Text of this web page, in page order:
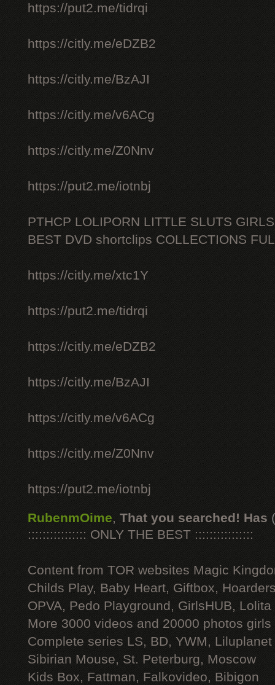
https://put2.me/tidrqi
https://citly.me/eDZB2
https://citly.me/BzAJI
https://citly.me/v6ACg
https://citly.me/Z0Nnv
https://put2.me/iotnbj
PTHCP LOLIPORN LITTLE SLUTS
BEST DVD shortclips COLLECTIONS
https://citly.me/xtc1Y
https://put2.me/tidrqi
https://citly.me/eDZB2
https://citly.me/BzAJI
https://citly.me/v6ACg
https://citly.me/Z0Nnv
https://put2.me/iotnbj
RubenmOime, That you searched! Has
:::::::::::::::: ONLY THE BEST ::::::::::::::::
Content from TOR websites Magic
Childs Play, Baby Heart, Giftbox,
OPVA, Pedo Playground, GirlsHUB, Lolita
More 3000 videos and 20000 photos
Complete series LS, BD, YWM, Liluplanet
Sibirian Mouse, St. Peterburg, Moscow
Kids Box, Fattman, Falkovideo, Bibigon